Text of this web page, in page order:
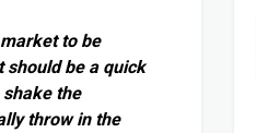
to be
should be a quick
the
throw in the